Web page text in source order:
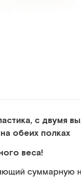
с двумя
обеих полках
веса!
суммарную